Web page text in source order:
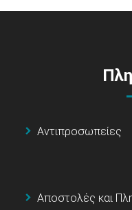
Αντιπροσωπείες
Αποστολές και